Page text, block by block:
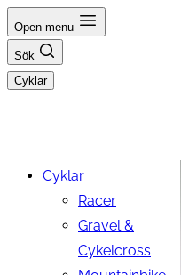
Hoppa
till
innehåll
Open menu
Sök
Cyklar
Cyklar
Racer
Gravel &
Cykelcross